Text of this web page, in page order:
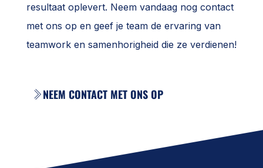
resultaat oplevert. Neem vandaag nog contact
met ons op en geef je team de ervaring van
teamwork en samenhorigheid die ze verdienen!
NEEM CONTACT MET ONS OP